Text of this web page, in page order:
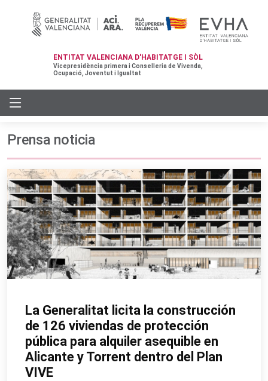
ENTITAT VALENCIANA D'HABITATGE I SÒL
Vicepresidència primera i Conselleria de Vivenda,
Ocupació, Joventut i Igualtat
Prensa noticia
La Generalitat licita la construcción
de 126 viviendas de protección
pública para alquiler asequible en
Alicante y Torrent dentro del Plan
VIVE